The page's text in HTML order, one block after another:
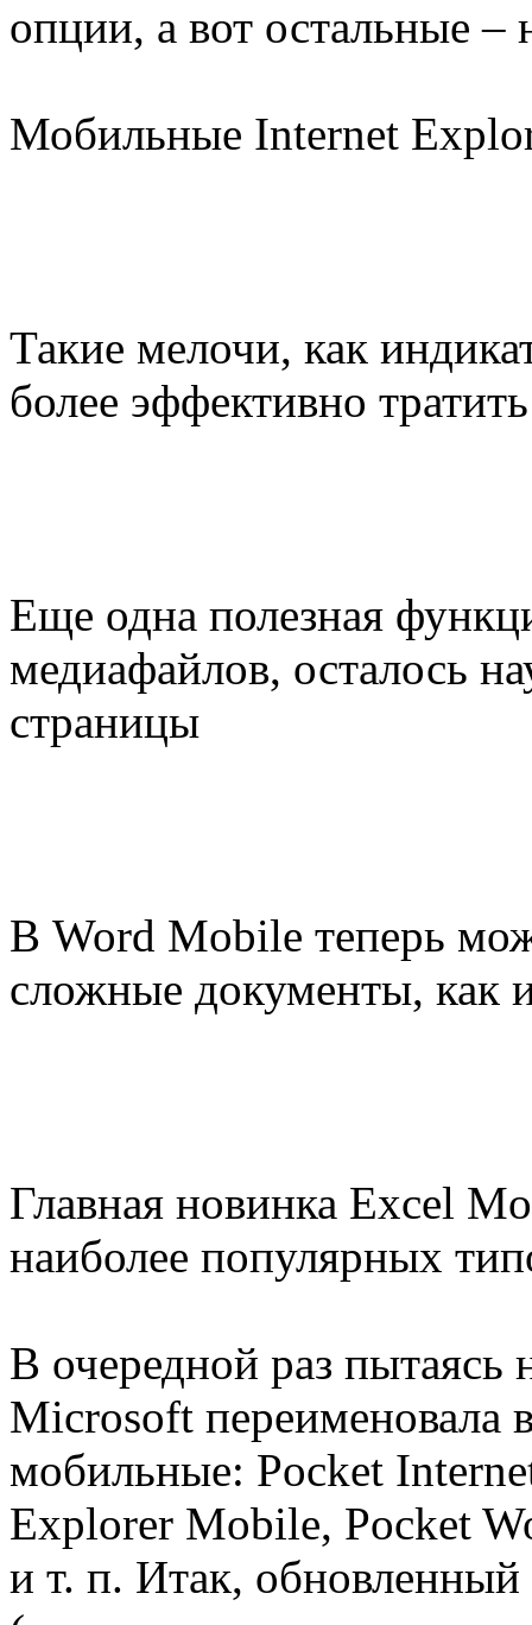
опции, а вот остальные –
Мобильные Internet
Такие мелочи, как
более эффективно
Еще одна полезная
медиафайлов, осталось
страницы
В Word Mobile теперь
сложные документы, как
Главная новинка Excel
наиболее популярных
В очередной раз пытаясь
Microsoft переименовала
мобильные: Pocket
Explorer Mobile, Pocket
и т. п. Итак, обновленный